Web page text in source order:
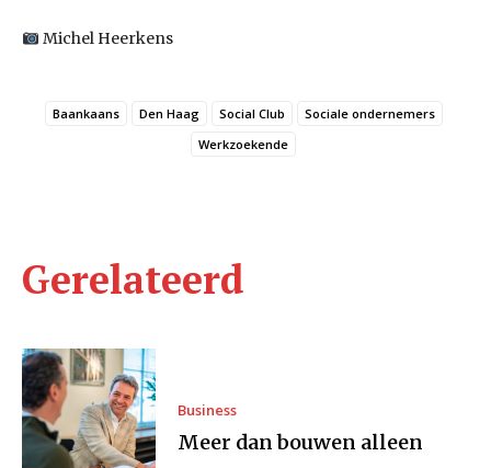
Michel Heerkens
Baankaans Den Haag Social Club
Sociale ondernemers
Werkzoekende
Gerelateerd
Business
Meer dan bouwen alleen